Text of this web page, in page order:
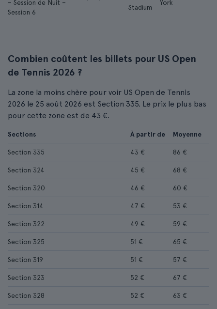
– Session de Nuit –
Session 6
Stadium
York
Combien coûtent les billets pour US Open
de Tennis 2026 ?
La zone la moins chère pour voir US Open de Tennis
2026 le 25 août 2026 est Section 335. Le prix le plus bas
pour cette zone est de 43 €.
Sections À partir de Moyenne
Section 335 43 € 86 €
Section 324 45 € 68 €
Section 320 46 € 60 €
Section 314 47 € 53 €
Section 322 49 € 59 €
Section 325 51 € 65 €
Section 319 51 € 57 €
Section 323 52 € 67 €
Section 328 52 € 63 €